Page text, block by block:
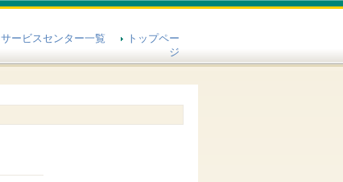
サービスセンター一覧
トップペー
ジ